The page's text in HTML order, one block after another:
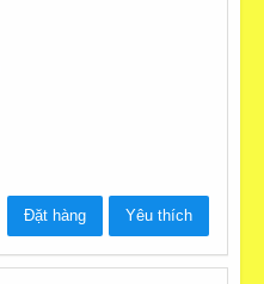
Đặt hàng Yêu thích